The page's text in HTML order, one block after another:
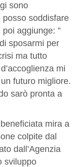
sono
soddisfare
poi aggiunge: ”
sposarmi per
ma tutto
mi
futuro migliore.
sarò pronta a
mira a
colpite dal
dall’Agenzia
sviluppo